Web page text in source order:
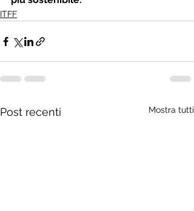
ITFF
Post recenti Mostra tutti